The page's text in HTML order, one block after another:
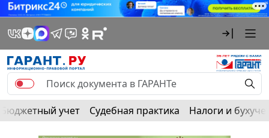
Бюджетный учет Судебная практика Налоги и